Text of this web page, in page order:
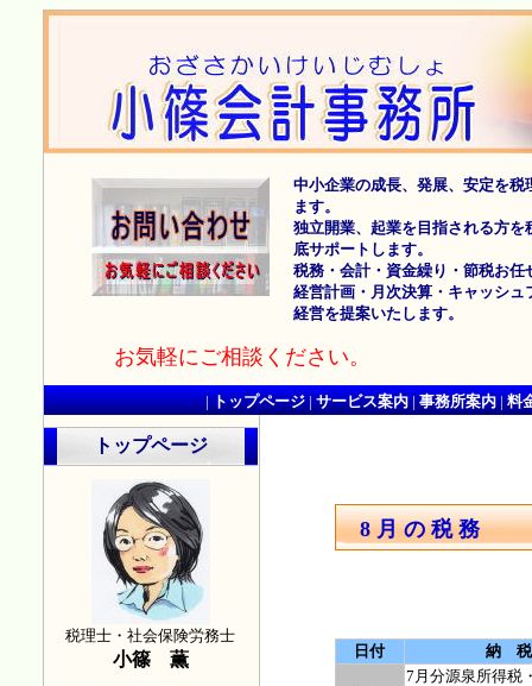
中小企業の成長、発展、安定を税
ます。
独立開業、起業を目指される方を
底サポートします。
税務・会計・資金繰り・節税お任
経営計画・月次決算・キャッシュ
経営を提案いたします。
お気軽にご相談ください。
| トップページ | サービス案内 | 事務所案内 | 料
8月の税務
日付 納 税
7月分源泉所得税
トップページ
税理士・社会保険労務士
小篠 薫